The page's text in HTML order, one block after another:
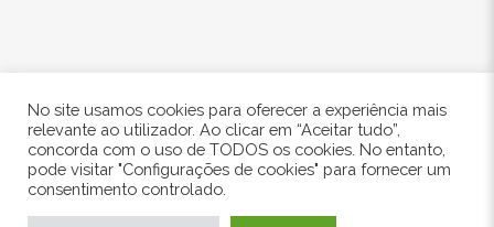
© 2024 Freshwood. All Rights Reserved.
No site usamos cookies para oferecer a experiência mais
relevante ao utilizador. Ao clicar em “Aceitar tudo”,
concorda com o uso de TODOS os cookies. No entanto,
pode visitar "Configurações de cookies" para fornecer um
consentimento controlado.